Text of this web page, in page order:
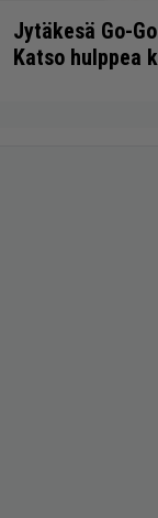
Jytäkesä Go-
Katso hulppea